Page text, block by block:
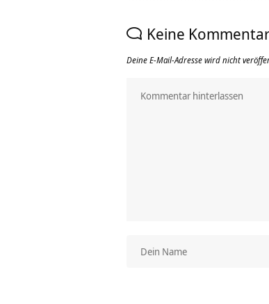
Keine
Deine E-Mail-Adresse wird nicht